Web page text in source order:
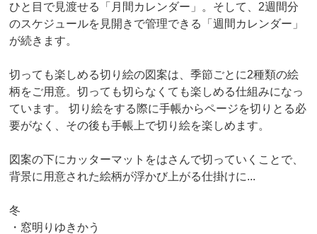
ひと目で見渡せる「月間カレンダー」。そして、2週間分
のスケジュールを見開きで管理できる「週間カレンダー」
が続きます。
切っても楽しめる切り絵の図案は、季節ごとに2種類の絵
柄をご用意。切っても切らなくても楽しめる仕組みになっ
ています。 切り絵をする際に手帳からページを切りとる必
要がなく、その後も手帳上で切り絵を楽しめます。
図案の下にカッターマットをはさんで切っていくことで、
背景に用意された絵柄が浮かび上がる仕掛けに...
冬
・窓明りゆきかう